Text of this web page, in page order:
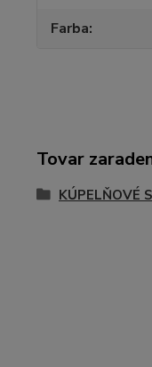
Farba
Tovar
KÚPELŇOVÉ